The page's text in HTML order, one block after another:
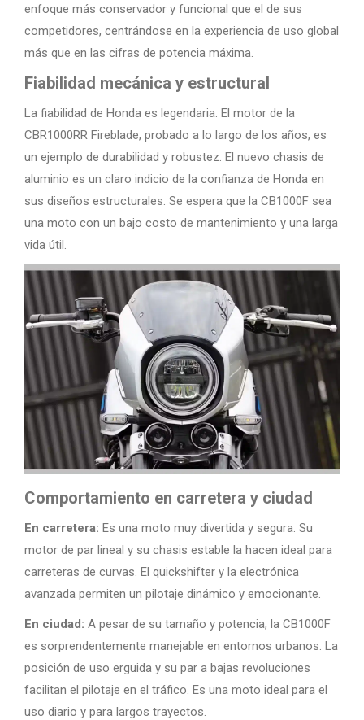
enfoque más conservador y funcional que el de sus
competidores, centrándose en la experiencia de uso global
más que en las cifras de potencia máxima.
Fiabilidad mecánica y estructural
La fiabilidad de Honda es legendaria. El motor de la
CBR1000RR Fireblade, probado a lo largo de los años, es
un ejemplo de durabilidad y robustez. El nuevo chasis de
aluminio es un claro indicio de la confianza de Honda en
sus diseños estructurales. Se espera que la CB1000F sea
una moto con un bajo costo de mantenimiento y una larga
vida útil.
Comportamiento en carretera y ciudad
En carretera: Es una moto muy divertida y segura. Su
motor de par lineal y su chasis estable la hacen ideal para
carreteras de curvas. El quickshifter y la electrónica
avanzada permiten un pilotaje dinámico y emocionante.
En ciudad: A pesar de su tamaño y potencia, la CB1000F
es sorprendentemente manejable en entornos urbanos. La
posición de uso erguida y su par a bajas revoluciones
facilitan el pilotaje en el tráfico. Es una moto ideal para el
uso diario y para largos trayectos.